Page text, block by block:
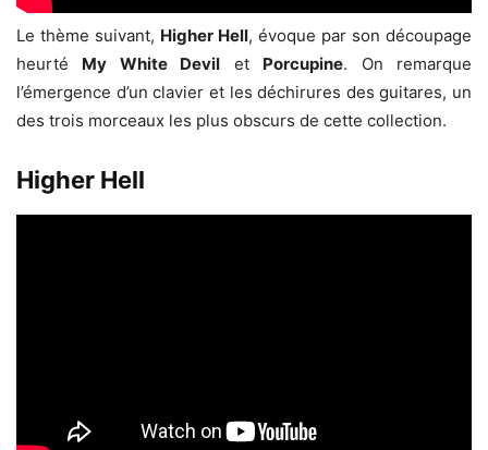
Le thème suivant, Higher Hell, évoque par son découpage
heurté My White Devil et Porcupine. On remarque
l’émergence d’un clavier et les déchirures des guitares, un
des trois morceaux les plus obscurs de cette collection.
Higher Hell